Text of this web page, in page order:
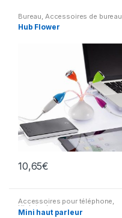
Bureau Accessoires de bureau
Technologie & Temps
Accesoires,
Hub Flower
10,65€
Accessoires pour téléphone,
High-tech
Mini haut parleur